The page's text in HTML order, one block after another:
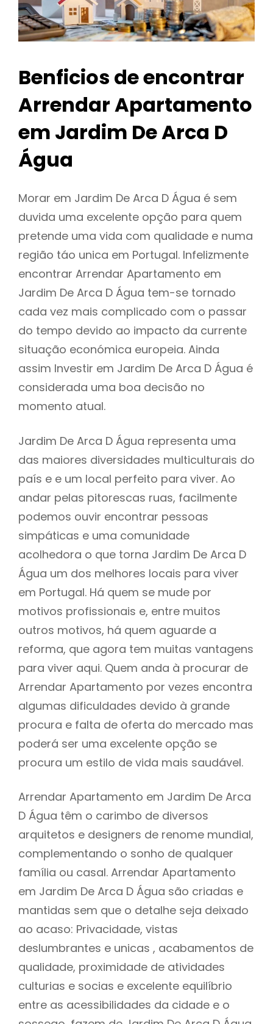
Benficios de encontrar
Arrendar Apartamento
em Jardim De Arca D
Água
Morar em Jardim De Arca D Água é sem
duvida uma excelente opção para quem
pretende uma vida com qualidade e numa
região táo unica em Portugal. Infelizmente
encontrar Arrendar Apartamento em
Jardim De Arca D Água tem-se tornado
cada vez mais complicado com o passar
do tempo devido ao impacto da currente
situação económica europeia. Ainda
assim Investir em Jardim De Arca D Água é
considerada uma boa decisão no
momento atual.
Jardim De Arca D Água representa uma
das maiores diversidades multiculturais do
país e e um local perfeito para viver. Ao
andar pelas pitorescas ruas, facilmente
podemos ouvir encontrar pessoas
simpáticas e uma comunidade
acolhedora o que torna Jardim De Arca D
Água um dos melhores locais para viver
em Portugal. Há quem se mude por
motivos profissionais e, entre muitos
outros motivos, há quem aguarde a
reforma, que agora tem muitas vantagens
para viver aqui. Quem anda à procurar de
Arrendar Apartamento por vezes encontra
algumas dificuldades devido à grande
procura e falta de oferta do mercado mas
poderá ser uma excelente opção se
procura um estilo de vida mais saudável.
Arrendar Apartamento em Jardim De Arca
D Água têm o carimbo de diversos
arquitetos e designers de renome mundial,
complementando o sonho de qualquer
família ou casal. Arrendar Apartamento
em Jardim De Arca D Água são criadas e
mantidas sem que o detalhe seja deixado
ao acaso: Privacidade, vistas
deslumbrantes e unicas , acabamentos de
qualidade, proximidade de atividades
culturias e socias e excelente equilíbrio
entre as acessibilidades da cidade e o